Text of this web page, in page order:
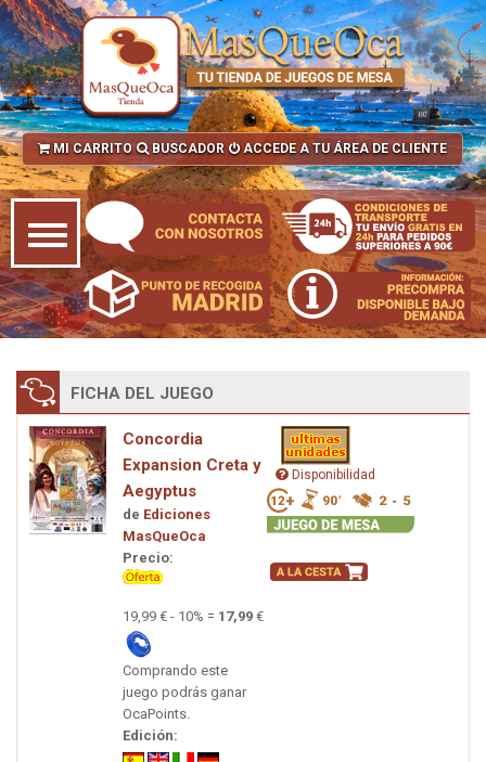
MI CARRITO BUSCADOR ACCEDE A TU ÁREA DE CLIENTE
FICHA DEL JUEGO
Concordia
Expansion Creta y
Aegyptus
de Ediciones
MasQueOca
Precio:
19,99 € - 10% = 17,99 €
Comprando este
juego podrás ganar
OcaPoints.
Edición:
Disponibilidad